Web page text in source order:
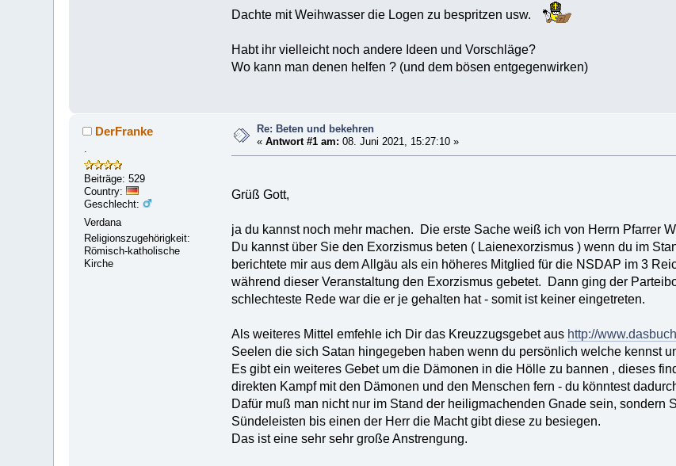
Dachte mit Weihwasser die Logen zu bespritzen usw.
Habt ihr vielleicht noch andere Ideen und Vorschläge?
Wo kann man denen helfen ? (und dem bösen entgegenwirken)
DerFranke
Beiträge: 529
Country:
Geschlecht:
Verdana
Religionszugehörigkeit:
Römisch-katholische
Kirche
Re: Beten und bekehren
«Antwort #1 am: 08. Juni 2021, 15:27:10 »
Grüß Gott,
ja du kannst noch mehr machen. Die erste Sache weiß ich von Herrn Pfarrer
Du kannst über Sie den Exorzismus beten ( Laienexorzismus ) wenn du im
berichtete mir aus dem Allgäu als ein höheres Mitglied für die NSDAP im 3
während dieser Veranstaltung den Exorzismus gebetet. Dann ging der
schlechteste Rede war die er je gehalten hat - somit ist keiner eingetreten.
Als weiteres Mittel emfehle ich Dir das Kreuzzugsgebet aus http://
Seelen die sich Satan hingegeben haben wenn du persönlich welche kennst
Es gibt ein weiteres Gebet um die Dämonen in die Hölle zu bannen , dieses
direkten Kampf mit den Dämonen und den Menschen fern - du könntest
Dafür muß man nicht nur im Stand der heiligmachenden Gnade sein, sondern
Sündeleisten bis einen der Herr die Macht gibt diese zu besiegen.
Das ist eine sehr sehr große Anstrengung.